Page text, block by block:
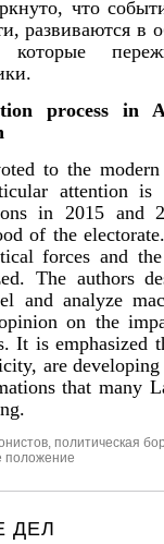
что
развиваются в
которые
process in
to the
attention
in 2015 and
of the
forces and
The authors
and analyze
on the
It is emphasized
are
that many
политическая
положение
ДЕЛ